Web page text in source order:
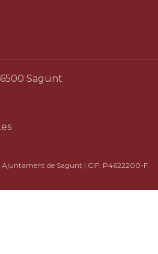
Sagunt
de Sagunt | CIF: P4622200-F